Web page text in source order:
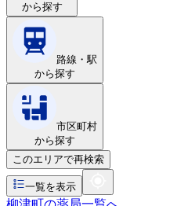
から探す
路線・駅
から探す
市区町村
から探す
このエリアで再検索
一覧を表示